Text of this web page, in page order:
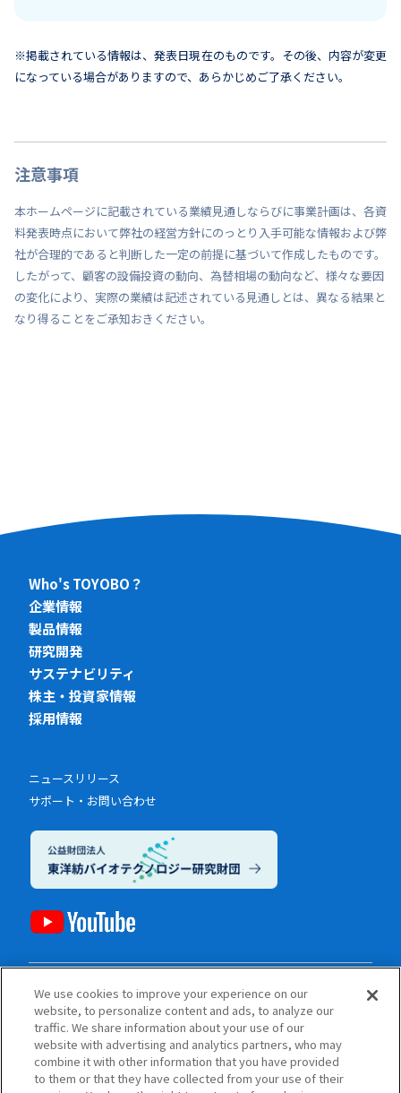
※掲載されている情報は、発表日現在のものです。その後、内容が変更
になっている場合がありますので、あらかじめご了承ください。
注意事項
本ホームページに記載されている業績見通しならびに事業計画は、各資
料発表時点において弊社の経営方針にのっとり入手可能な情報および弊
社が合理的であると判断した一定の前提に基づいて作成したものです。
したがって、顧客の設備投資の動向、為替相場の動向など、様々な要因
の変化により、実際の業績は記述されている見通しとは、異なる結果と
なり得ることをご承知おきください。
Who's TOYOBO？
企業情報
製品情報
研究開発
サステナビリティ
株主・投資家情報
採用情報
ニュースリリース
サポート・お問い合わせ
電子公告
プライバシーポリシー（個人情報保護方針）
ご利用にあたって
ソーシャルメディアポリシー
サイトマップ
We use cookies to improve your experience on our
website, to personalize content and ads, to analyze our
traffic. We share information about your use of our
website with advertising and analytics partners, who may
combine it with other information that you have provided
to them or that they have collected from your use of their